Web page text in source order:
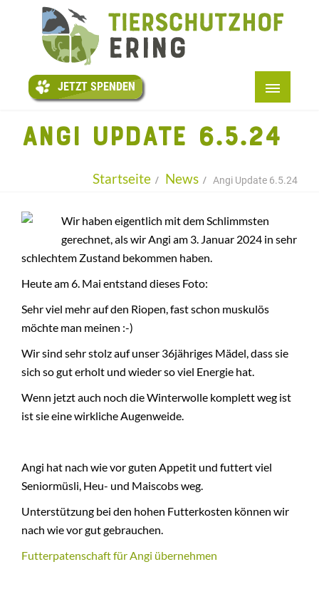
SPENDEN
JETZT SPENDEN
ÜBER UNS +
PATENTIERE
LESEN
KONTAKT
BMT
ANGI UPDATE 6.5.24
Startseite News Angi Update 6.5.24
Wir haben eigentlich mit dem Schlimmsten
gerechnet, als wir Angi am 3. Januar 2024 in sehr
schlechtem Zustand bekommen haben.
Heute am 6. Mai entstand dieses Foto:
Sehr viel mehr auf den Riopen, fast schon muskulös
möchte man meinen :-)
Wir sind sehr stolz auf unser 36jähriges Mädel, dass sie
sich so gut erholt und wieder so viel Energie hat.
Wenn jetzt auch noch die Winterwolle komplett weg ist
ist sie eine wirkliche Augenweide.
Angi hat nach wie vor guten Appetit und futtert viel
Seniormüsli, Heu- und Maiscobs weg.
Unterstützung bei den hohen Futterkosten können wir
nach wie vor gut gebrauchen.
Futterpatenschaft für Angi übernehmen